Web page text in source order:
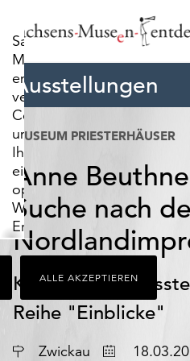
Sachsens-
Museen-
entdecken.de
verwendet
Cookies,
um
Ihnen
ein
optimales
Webseiten-
Erlebnis
zu
bieten.
Dazu
zählen
Cookies,
für
ALLE AKZEPTIEREN
Ausstellungen
MUSEUM PRIESTERHÄUSER
Anne
Suche nach
Kleine
Reihe "Einblicke"
Ort Zwickau Datum